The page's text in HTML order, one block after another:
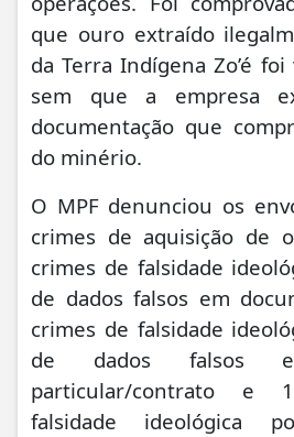
que ouro extraído
da Terra Indígena Zo’é
sem que a empresa
documentação que
do minério.
O MPF denunciou os
crimes de aquisição de
crimes de falsidade
de dados falsos em
crimes de falsidade
de dados falsos
particular/contrato e
falsidade ideológica